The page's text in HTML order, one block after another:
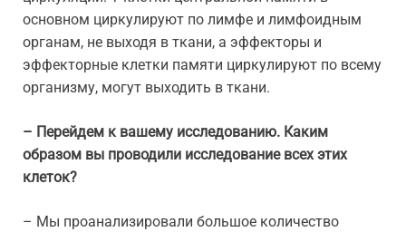
основном циркулируют по лимфе и лимфоидным
органам, не выходя в ткани, а эффекторы и
эффекторные клетки памяти циркулируют по всему
организму, могут выходить в ткани.
– Перейдем к вашему исследованию. Каким
образом вы проводили исследование всех этих
клеток?
– Мы проанализировали большое количество